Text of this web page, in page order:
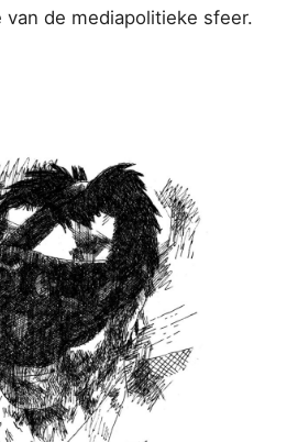
de mediapolitieke sfeer.